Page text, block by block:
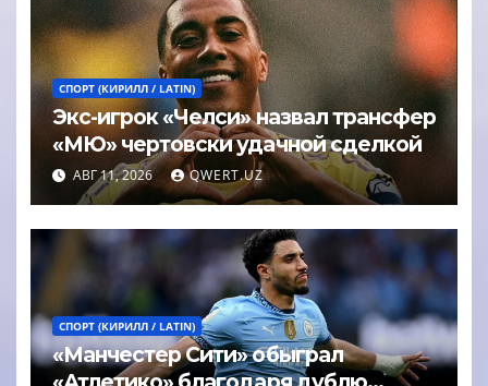
СПОРТ (КИРИЛЛ / LATIN)
Экс-игрок «Челси» назвал трансфер
«МЮ» чертовски удачной сделкой
АВГ 11, 2026 QWERT.UZ
СПОРТ (КИРИЛЛ / LATIN)
«Манчестер Сити» обыграл